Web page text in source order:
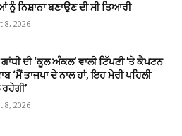
ਨੂੰ ਨਿਸ਼ਾਨਾ ਬਣਾਉਣ ਦੀ ਸੀ ਤਿਆਰੀ
8, 2026
ਦੀ ‘ਕੂਲ ਅੰਕਲ’ ਵਾਲੀ ਟਿੱਪਣੀ ’ਤੇ ਕੈਪਟਨ
‘ਮੈਂ ਭਾਜਪਾ ਦੇ ਨਾਲ ਹਾਂ, ਇਹ ਮੇਰੀ ਪਹਿਲੀ
8, 2026